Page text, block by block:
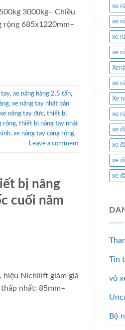
3000kg– Chiều
rộng 685x1220mm–
tay, xe nâng hàng 2.5 tấn,
, xe nâng tay nhật bản
xe nâng tay đức, thiết bị
rộng, thiết bị nâng tay nhật
, xe nâng tay càng rộng,
Leave a comment
bị nâng
cuối năm
hiệu Nichilift giảm giá
nhất: 85mm–
xe
xe
xe
xe
xe
Xe
xe
xe
xe
xe
xe
Tin
vỏ
Bộ